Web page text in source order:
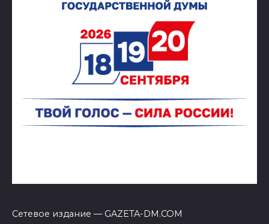
Сетевое издание — GAZETA-DM.COM